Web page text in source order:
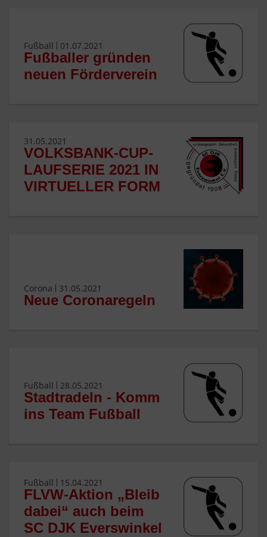
Fußball 01.07.2021
Fußballer gründen
neuen Förderverein
31.05.2021
VOLKSBANK-CUP-
LAUFSERIE 2021 IN
VIRTUELLER FORM
Corona 31.05.2021
Neue Coronaregeln
Fußball 28.05.2021
Stadtradeln - Komm
ins Team Fußball
Fußball 15.04.2021
FLVW-Aktion „Bleib
dabei“ auch beim
SC DJK Everswinkel